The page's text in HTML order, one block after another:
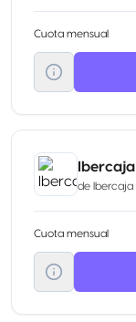
Cuota mensual
Ibercaja
de Ibercaja
Cuota mensual